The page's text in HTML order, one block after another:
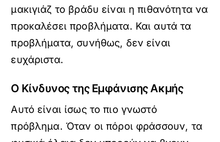
μακιγιάζ το βράδυ είναι η πιθανότητα να
προκαλέσει προβλήματα. Και αυτά τα
προβλήματα, συνήθως, δεν είναι
ευχάριστα.
Ο Κίνδυνος της Εμφάνισης Ακμής
Αυτό είναι ίσως το πιο γνωστό
πρόβλημα. Όταν οι πόροι φράσσουν, τα